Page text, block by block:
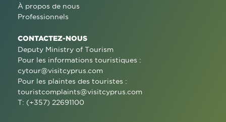
À propos de nous
Professionnels
CONTACTEZ-NOUS
Deputy Ministry of Tourism
Pour les informations touristiques :
cytour@visitcyprus.com
Pour les plaintes des touristes :
touristcomplaints@visitcyprus.com
T: (+357) 22691100